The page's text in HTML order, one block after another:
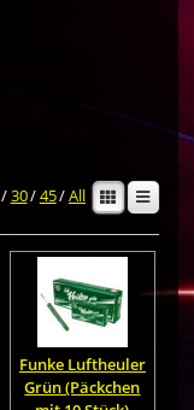
/30/45/All
Funke Luftheuler
Grün (Päckchen